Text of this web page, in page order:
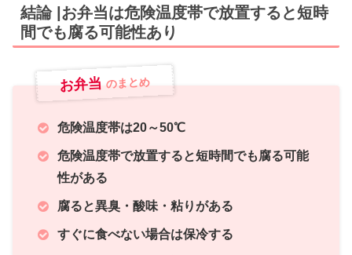
結論 |お弁当は危険温度帯で放置すると短時
間でも腐る可能性あり
お弁当のまとめ
危険温度帯は20～50℃
危険温度帯で放置すると短時間でも腐る可能
性がある
腐ると異臭・酸味・粘りがある
すぐに食べない場合は保冷する